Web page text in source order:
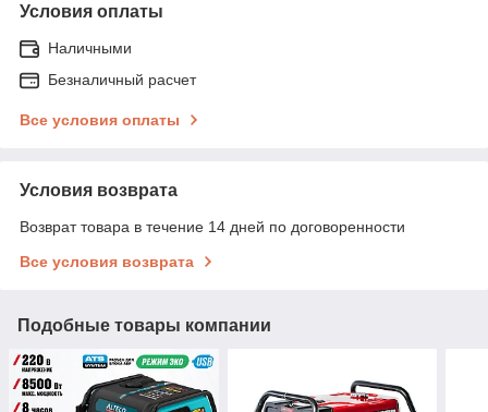
Условия оплаты
Наличными
Безналичный расчет
Все условия оплаты
Условия возврата
Возврат товара в течение 14 дней по договоренности
Все условия возврата
Подобные товары компании